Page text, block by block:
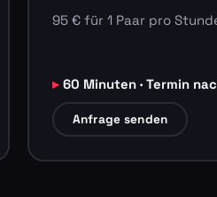
95 € für 1 Paar pro
60 Minuten · Termin
Anfrage senden